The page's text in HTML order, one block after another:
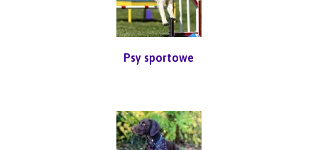
Psy sportowe